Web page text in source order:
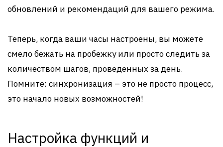
обновлений и рекомендаций для вашего режима.
Теперь, когда ваши часы настроены, вы можете
смело бежать на пробежку или просто следить за
количеством шагов, проведенных за день.
Помните: синхронизация – это не просто процесс,
это начало новых возможностей!
Настройка функций и